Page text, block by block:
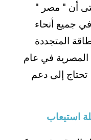
أن " مصر "
جميع أنحاء
المتجددة
في عام
تحتاج إلى دعم
استيعاب